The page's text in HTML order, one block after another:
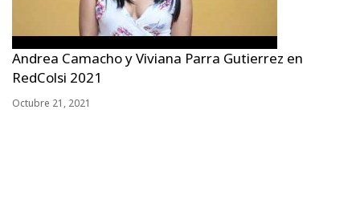
Andrea Camacho y Viviana Parra Gutierrez en
RedColsi 2021
Octubre 21, 2021